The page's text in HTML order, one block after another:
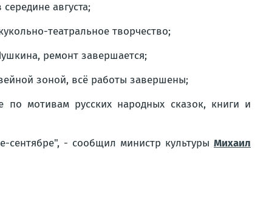
августа;
театральное творчество;
ремонт завершается;
зоной, всё работы завершены;
мотивам русских народных сказок, книги и
сентябре", - сообщил министр культуры Михаил